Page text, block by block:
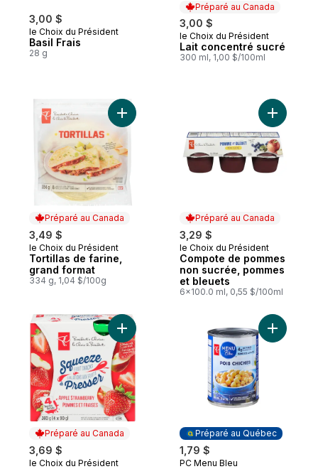
3,00 $
le Choix du Président
Basil Frais
28 g
Préparé au Canada
3,00 $
Préparé au Canada
le Choix du Président
Lait concentré sucré
300 ml, 1,00 $/100ml
Préparé au Canada
3,49 $
Préparé au Canada
le Choix du Président
Tortillas de farine,
grand format
334 g, 1,04 $/100g
Ajouter Tortillas de farine, grand format
Préparé au Canada
3,29 $
Préparé au Canada
le Choix du Président
Compote de pommes
non sucrée, pommes
et bleuets
6x100.0 ml, 0,55 $/100ml
Ajouter
Préparé au Canada
3,69 $
Préparé au Canada
le Choix du Président
Ajouter Collations aux fruits à presser,
Préparé au Québec
1,79 $
Préparé au Québec
PC Menu Bleu